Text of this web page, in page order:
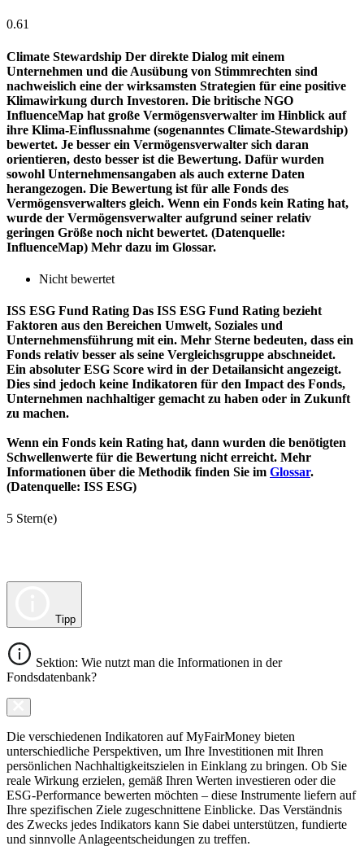
0.61
Climate Stewardship Der direkte Dialog mit einem
Unternehmen und die Ausübung von Stimmrechten sind
nachweislich eine der wirksamsten Strategien für eine positive
Klimawirkung durch Investoren. Die britische NGO
InfluenceMap hat große Vermögensverwalter im Hinblick auf
ihre Klima-Einflussnahme (sogenanntes Climate-Stewardship)
bewertet. Je besser ein Vermögensverwalter sich daran
orientieren, desto besser ist die Bewertung. Dafür wurden
sowohl Unternehmensangaben als auch externe Daten
herangezogen. Die Bewertung ist für alle Fonds des
Vermögensverwalters gleich. Wenn ein Fonds kein Rating hat,
wurde der Vermögensverwalter aufgrund seiner relativ
geringen Größe noch nicht bewertet. (Datenquelle:
InfluenceMap) Mehr dazu im Glossar.
Nicht bewertet
ISS ESG Fund Rating Das ISS ESG Fund Rating bezieht
Faktoren aus den Bereichen Umwelt, Soziales und
Unternehmensführung mit ein. Mehr Sterne bedeuten, dass ein
Fonds relativ besser als seine Vergleichsgruppe abschneidet.
Ein absoluter ESG Score wird in der Detailansicht angezeigt.
Dies sind jedoch keine Indikatoren für den Impact des Fonds,
Unternehmen nachhaltiger gemacht zu haben oder in Zukunft
zu machen.
Wenn ein Fonds kein Rating hat, dann wurden die benötigten
Schwellenwerte für die Bewertung nicht erreicht. Mehr
Informationen über die Methodik finden Sie im Glossar.
(Datenquelle: ISS ESG)
5 Stern(e)
Tipp
Sektion: Wie nutzt man die Informationen in der
Fondsdatenbank?
Die verschiedenen Indikatoren auf MyFairMoney bieten
unterschiedliche Perspektiven, um Ihre Investitionen mit Ihren
persönlichen Nachhaltigkeitszielen in Einklang zu bringen. Ob Sie
reale Wirkung erzielen, gemäß Ihren Werten investieren oder die
ESG-Performance bewerten möchten – diese Instrumente liefern auf
Ihre spezifischen Ziele zugeschnittene Einblicke. Das Verständnis
des Zwecks jedes Indikators kann Sie dabei unterstützen, fundierte
und sinnvolle Anlageentscheidungen zu treffen.